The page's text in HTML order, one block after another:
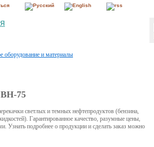
оборудование и материалы
75
светлых и темных нефтепродуктов (бензина,
Гарантированное качество, разумные цены,
Узнать подробнее о продукции и сделать заказ можно